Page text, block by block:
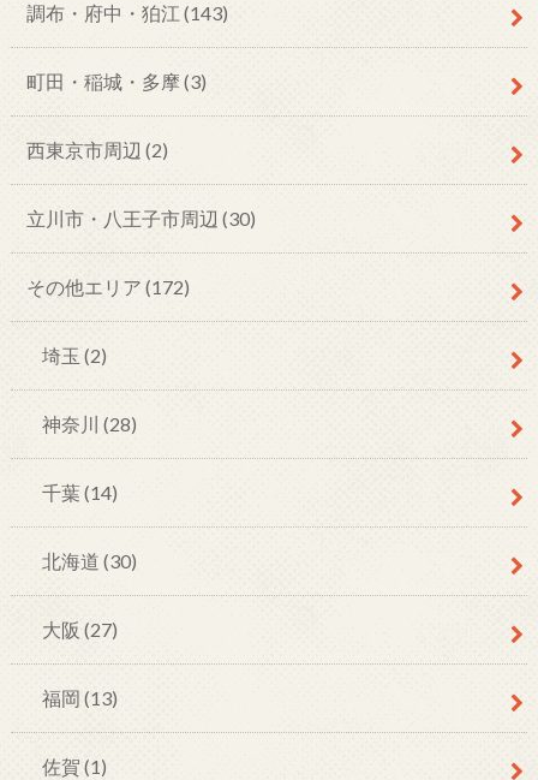
調布・府中・狛江 (143)
町田・稲城・多摩(3)
西東京市周辺 (2)
立川市・八王子市周辺 (30)
その他エリア (172)
埼玉 (2)
神奈川 (28)
千葉(14)
北海道 (30)
大阪 (27)
福岡 (13)
佐賀 (1)